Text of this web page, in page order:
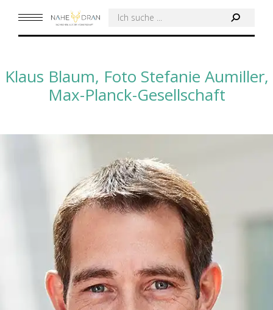
Search:
Klaus Blaum, Foto Stefanie Aumiller,
Max-Planck-Gesellschaft